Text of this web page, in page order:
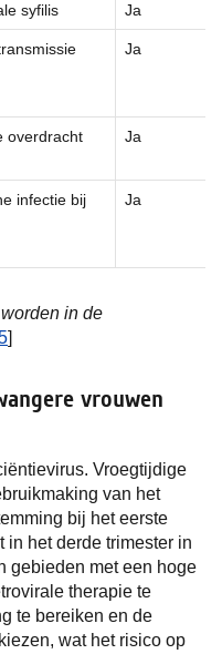
syfilis Ja
Ja
overdracht Ja
infectie bij
Ja
in de
]
vrouwen
Vroegtijdige
van het
bij het eerste
in het derde trimester in
gebieden met een hoge
therapie te
te bereiken en de
wat het risico op